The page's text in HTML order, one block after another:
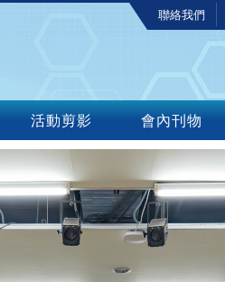
聯絡我們
活動剪影 會內刊物